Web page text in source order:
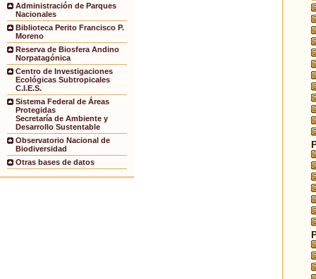
Administración de Parques
Nacionales
Biblioteca Perito Francisco P.
Moreno
Reserva de Biosfera Andino
Norpatagónica
Centro de Investigaciones
Ecológicas Subtropicales
C.I.E.S.
Sistema Federal de Áreas
Protegidas
Secretaría de Ambiente y
Desarrollo Sustentable
Observatorio Nacional de
Biodiversidad
Otras bases de datos